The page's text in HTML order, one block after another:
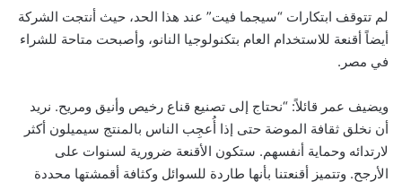
لم تتوقف ابتكارات “سيجما فيت” عند هذا الحد، حيث أنتجت الشركة
أيضاً أقنعة للاستخدام العام بتكنولوجيا النانو، وأصبحت متاحة للشراء
في مصر.
ويضيف عمر قائلاً: “نحتاج إلى تصنيع قناع رخيص وأنيق ومريح. نريد
أن نخلق ثقافة الموضة حتى إذا أُعجِب الناس بالمنتج سيميلون أكثر
لارتدائه وحماية أنفسهم. ستكون الأقنعة ضرورية لسنوات على
الأرجح. وتتميز أقنعتنا بأنها طاردة للسوائل وكثافة أقمشتها محددة